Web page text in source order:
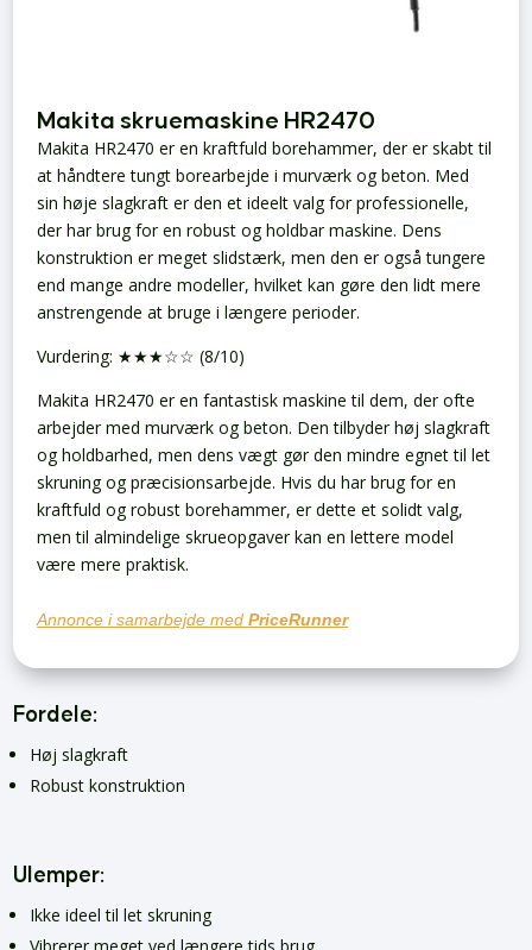
Makita skruemaskine HR2470
Makita HR2470 er en kraftfuld borehammer, der er skabt til
at håndtere tungt borearbejde i murværk og beton. Med
sin høje slagkraft er den et ideelt valg for professionelle,
der har brug for en robust og holdbar maskine. Dens
konstruktion er meget slidstærk, men den er også tungere
end mange andre modeller, hvilket kan gøre den lidt mere
anstrengende at bruge i længere perioder.
Vurdering: ★★★☆☆ (8/10)
Makita HR2470 er en fantastisk maskine til dem, der ofte
arbejder med murværk og beton. Den tilbyder høj slagkraft
og holdbarhed, men dens vægt gør den mindre egnet til let
skruning og præcisionsarbejde. Hvis du har brug for en
kraftfuld og robust borehammer, er dette et solidt valg,
men til almindelige skrueopgaver kan en lettere model
være mere praktisk.
Annonce i samarbejde medPriceRunner
Fordele:
Høj slagkraft
Robust konstruktion
Ulemper:
Ikke ideel til let skruning